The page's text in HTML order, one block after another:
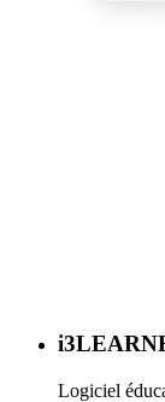
Logiciel